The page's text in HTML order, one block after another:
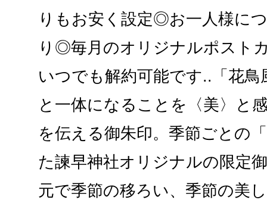
りもお安く設定◎お一人様に
り◎毎月のオリジナルポスト
いつでも解約可能です..「花
と一体になることを〈美〉と
を伝える御朱印。季節ごとの
た諫早神社オリジナルの限定
元で季節の移ろい、季節の美